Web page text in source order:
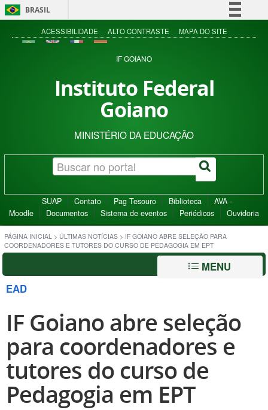
BRASIL
Simplifique!
Acesso à informação
ACESSIBILIDADE ALTO CONTRASTE MAPA DO SITE
IF GOIANO
Instituto Federal
Goiano
MINISTÉRIO DA EDUCAÇÃO
SUAP Contato Pag Tesouro Biblioteca
AVA -
Moodle
Documentos Sistema de eventos Periódicos Ouvidoria
PÁGINA INICIAL > ÚLTIMAS NOTÍCIAS > IF GOIANO ABRE SELEÇÃO PARA
COORDENADORES E TUTORES DO CURSO DE PEDAGOGIA EM EPT
MENU
EAD
IF Goiano abre seleção
para coordenadores e
tutores do curso de
Pedagogia em EPT